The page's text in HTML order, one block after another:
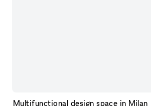
Multifunctional design space in Milan